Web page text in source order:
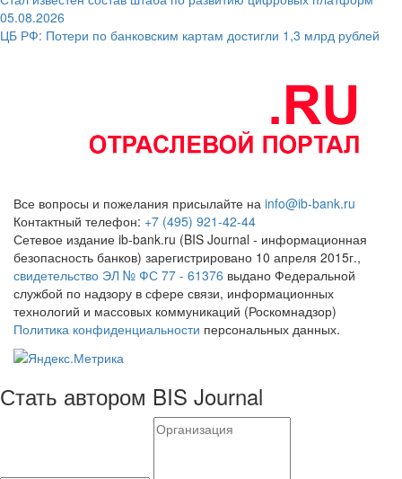
05.08.2026
ЦБ РФ: Потери по банковским картам достигли 1,3 млрд рублей
Все вопросы и пожелания присылайте на info@ib-bank.ru
Контактный телефон: +7 (495) 921-42-44
Сетевое издание ib-bank.ru (BIS Journal - информационная
безопасность банков) зарегистрировано 10 апреля 2015г.,
свидетельство ЭЛ № ФС 77 - 61376 выдано Федеральной
службой по надзору в сфере связи, информационных
технологий и массовых коммуникаций (Роскомнадзор)
Политика конфиденциальности персональных данных.
Стать автором BIS Journal